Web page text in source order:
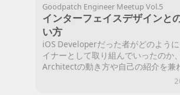
Goodpatch Engineer Meetup Vol.5
インターフェイスデザインと
い方
iOS Developerだった者がどのよう
イナーとして取り組んでいったのか
Architectの動き方や自己の紹介を兼
エンジニアリングの発想を活かすUI